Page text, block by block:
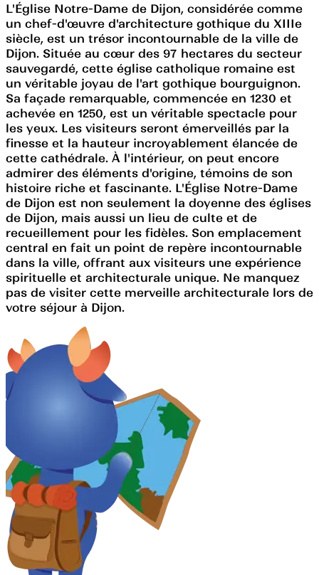
L'Église Notre-Dame de Dijon, considérée comme
un chef-d'œuvre d'architecture gothique du XIIIe
siècle, est un trésor incontournable de la ville de
Dijon. Située au cœur des 97 hectares du secteur
sauvegardé, cette église catholique romaine est
un véritable joyau de l'art gothique bourguignon.
Sa façade remarquable, commencée en 1230 et
achevée en 1250, est un véritable spectacle pour
les yeux. Les visiteurs seront émerveillés par la
finesse et la hauteur incroyablement élancée de
cette cathédrale. À l'intérieur, on peut encore
admirer des éléments d'origine, témoins de son
histoire riche et fascinante. L'Église Notre-Dame
de Dijon est non seulement la doyenne des églises
de Dijon, mais aussi un lieu de culte et de
recueillement pour les fidèles. Son emplacement
central en fait un point de repère incontournable
dans la ville, offrant aux visiteurs une expérience
spirituelle et architecturale unique. Ne manquez
pas de visiter cette merveille architecturale lors de
votre séjour à Dijon.